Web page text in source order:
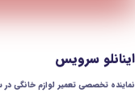
اینانلو سرویس
نماینده تخصصی تعمیر لوازم خانگی در